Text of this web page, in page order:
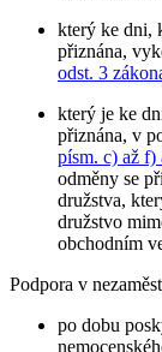
který ke dni,
přiznána,
odst. 3
který je ke
přiznána, v
písm. c) až f)
odměny se
družstva,
družstvo
obchodním
Podpora v
po dobu